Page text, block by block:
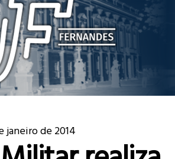
janeiro de 2014